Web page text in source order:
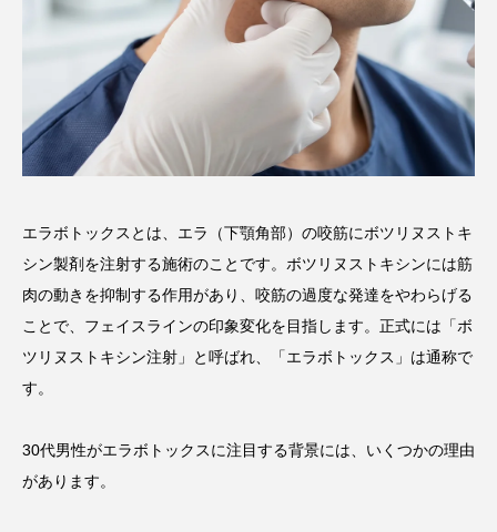
エラボトックスとは、エラ（下顎角部）の咬筋にボツリヌストキ
シン製剤を注射する施術のことです。ボツリヌストキシンには筋
肉の動きを抑制する作用があり、咬筋の過度な発達をやわらげる
ことで、フェイスラインの印象変化を目指します。正式には「ボ
ツリヌストキシン注射」と呼ばれ、「エラボトックス」は通称で
す。
30代男性がエラボトックスに注目する背景には、いくつかの理由
があります。